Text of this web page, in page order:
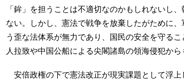
「鉾」を担うことは不適切なのかもしれないし
ない。しかし、憲法で戦争を放棄したがために
う歪な法体系が無力であり、国民の安全を守る
人拉致や中国公船による尖閣諸島の領海侵犯から
安倍政権の下で憲法改正が現実課題として浮